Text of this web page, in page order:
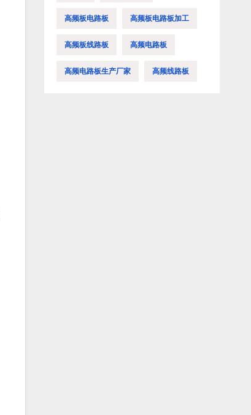
高频板电路板 高频板电路板加工
高频板线路板 高频电路板
高频电路板生产厂家 高频线路板